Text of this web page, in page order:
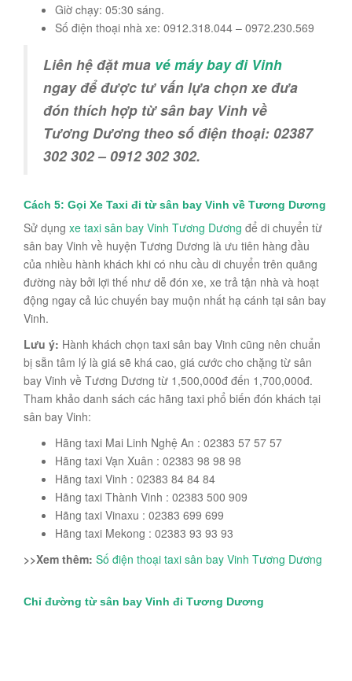
Giờ chạy: 05:30 sáng.
Số điện thoại nhà xe: 0912.318.044 – 0972.230.569
Liên hệ đặt mua vé máy bay đi Vinh
ngay để được tư vấn lựa chọn xe đưa
đón thích hợp từ sân bay Vinh về
Tương Dương theo số điện thoại: 02387
302 302 – 0912 302 302.
Cách 5: Gọi Xe Taxi đi từ sân bay Vinh về Tương Dương
Sử dụng xe taxi sân bay Vinh Tương Dương để di chuyển từ
sân bay Vinh về huyện Tương Dương là ưu tiên hàng đầu
của nhiều hành khách khi có nhu cầu di chuyển trên quãng
đường này bởi lợi thế như dễ đón xe, xe trả tận nhà và hoạt
động ngay cả lúc chuyến bay muộn nhất hạ cánh tại sân bay
Vinh.
Lưu ý: Hành khách chọn taxi sân bay Vinh cũng nên chuẩn
bị sẵn tâm lý là giá sẽ khá cao, giá cước cho chặng từ sân
bay Vinh về Tương Dương từ 1,500,000đ đến 1,700,000đ.
Tham khảo danh sách các hãng taxi phổ biến đón khách tại
sân bay Vinh:
Hãng taxi Mai Linh Nghệ An : 02383 57 57 57
Hãng taxi Vạn Xuân : 02383 98 98 98
Hãng taxi Vinh : 02383 84 84 84
Hãng taxi Thành Vinh : 02383 500 909
Hãng taxi Vinaxu : 02383 699 699
Hãng taxi Mekong : 02383 93 93 93
>>Xem thêm: Số điện thoại taxi sân bay Vinh Tương Dương
Chỉ đường từ sân bay Vinh đi Tương Dương